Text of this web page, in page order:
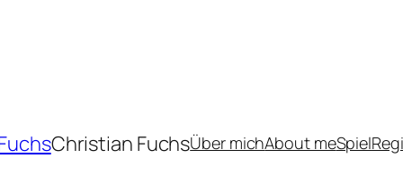
Christian FuchsÜber michAbout meSpiel